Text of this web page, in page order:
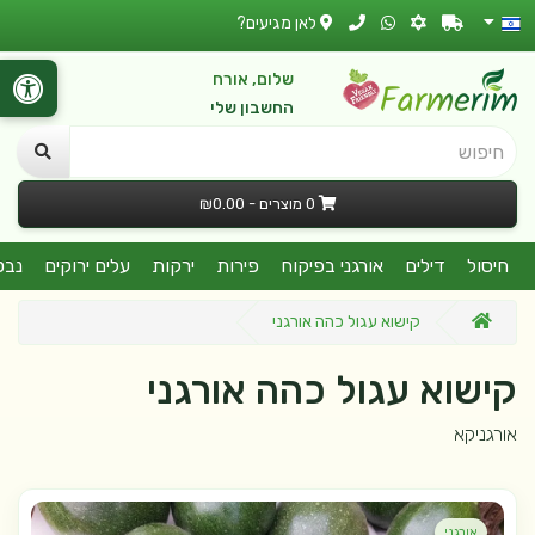
לאן מגיעים?
שלום, אורח
החשבון שלי
חיפוש
0 מוצרים - ₪0.00
חיסול דילים אורגני בפיקוח פירות ירקות עלים ירוקים
קישוא עגול כהה אורגני
קישוא עגול כהה אורגני
אורגניקא